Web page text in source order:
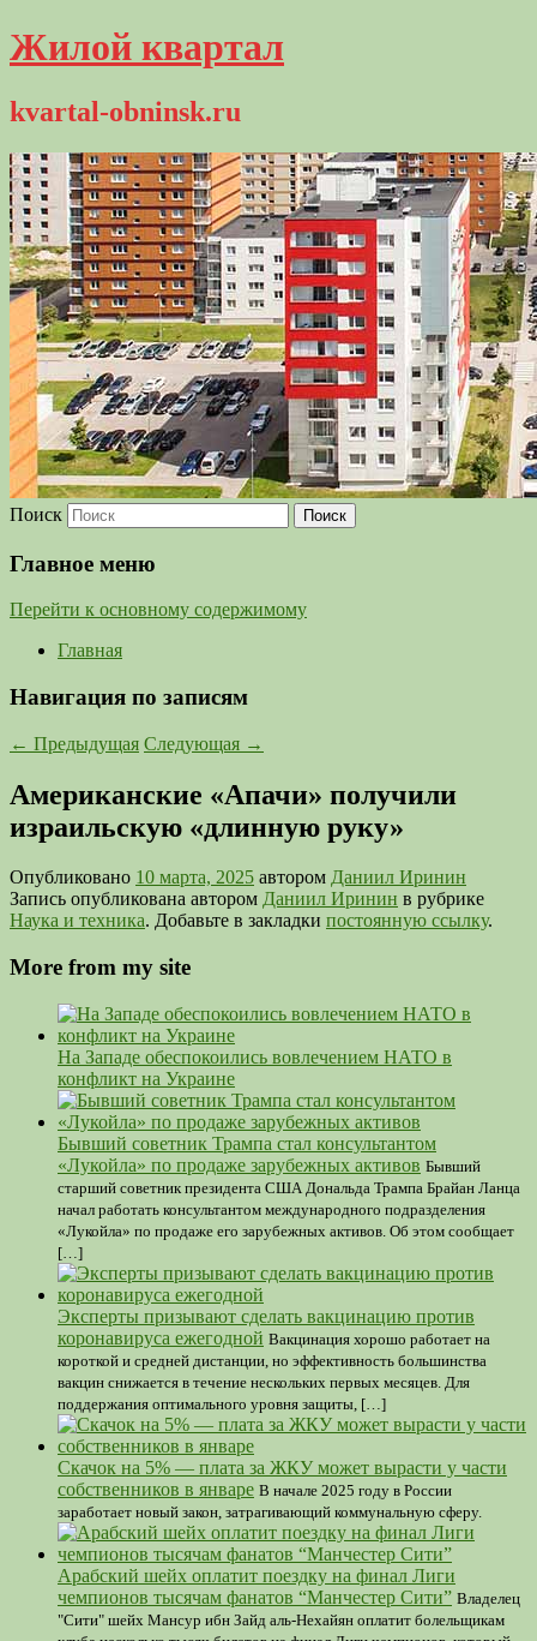
Жилой квартал
kvartal-obninsk.ru
Поиск
Главное меню
Перейти к основному содержимому
Главная
Навигация по записям
← Предыдущая Следующая →
Американские «Апачи» получили
израильскую «длинную руку»
Опубликовано 10 марта, 2025 автором Даниил Иринин
Запись опубликована автором Даниил Иринин в рубрике
Наука и техника. Добавьте в закладки постоянную ссылку.
More from my site
На Западе обеспокоились вовлечением НАТО в
конфликт на Украине
Бывший советник Трампа стал консультантом
«Лукойла» по продаже зарубежных активов Бывший
старший советник президента США Дональда Трампа Брайан Ланца
начал работать консультантом международного подразделения
«Лукойла» по продаже его зарубежных активов. Об этом сообщает
[…]
Эксперты призывают сделать вакцинацию против
коронавируса ежегодной Вакцинация хорошо работает на
короткой и средней дистанции, но эффективность большинства
вакцин снижается в течение нескольких первых месяцев. Для
поддержания оптимального уровня защиты, […]
Скачок на 5% — плата за ЖКУ может вырасти у части
собственников в январе В начале 2025 году в России
заработает новый закон, затрагивающий коммунальную сферу.
Арабский шейх оплатит поездку на финал Лиги
чемпионов тысячам фанатов “Манчестер Сити” Владелец
"Сити" шейх Мансур ибн Зайд аль-Нехайян оплатит болельщикам